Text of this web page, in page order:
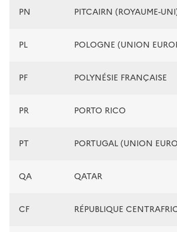
PN PITCAIRN (ROYAUME-
PL POLOGNE (UNION
PF POLYNÉSIE FRANÇAISE
PR PORTO RICO
PT PORTUGAL (UNION
QA QATAR
CF RÉPUBLIQUE